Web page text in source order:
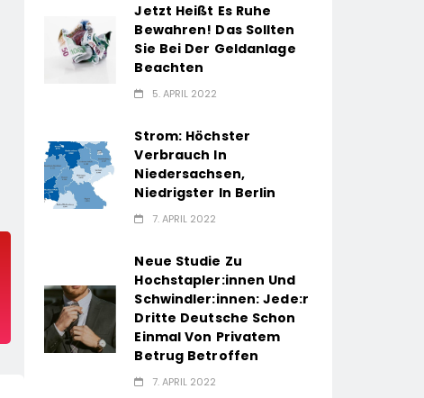
Jetzt Heißt Es Ruhe
Bewahren! Das Sollten
Sie Bei Der Geldanlage
Beachten
5. APRIL 2022
Strom: Höchster
Verbrauch In
Niedersachsen,
Niedrigster In Berlin
7. APRIL 2022
Neue Studie Zu
Hochstapler:innen Und
Schwindler:innen: Jede:r
Dritte Deutsche Schon
Einmal Von Privatem
Betrug Betroffen
7. APRIL 2022